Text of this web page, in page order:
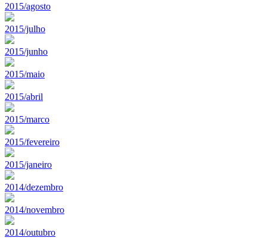
2015/agosto
2015/julho
2015/junho
2015/maio
2015/abril
2015/marco
2015/fevereiro
2015/janeiro
2014/dezembro
2014/novembro
2014/outubro